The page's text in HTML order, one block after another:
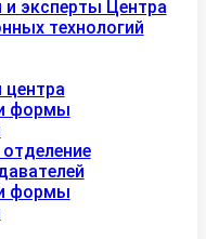
и эксперты Центра
технологий
центра
формы
формы